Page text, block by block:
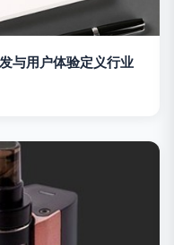
与用户体验定义行业